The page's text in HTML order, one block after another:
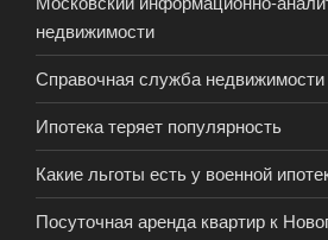
недвижимости
Справочная служба недвижимости
Ипотека теряет популярность
Какие льготы есть у военной
Посуточная аренда квартир к